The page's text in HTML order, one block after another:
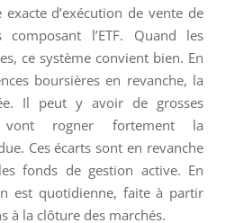
exacte d’exécution de vente de
l’ETF. Quand les
ce système convient bien. En
boursières en revanche, la
Il peut y avoir de grosses
vont rogner fortement la
Ces écarts sont en revanche
fonds de gestion active. En
est quotidienne, faite à partir
à la clôture des marchés.